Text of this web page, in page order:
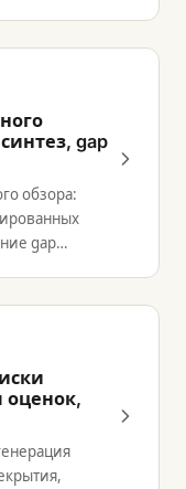
gap
обзора:
gap
оценок,